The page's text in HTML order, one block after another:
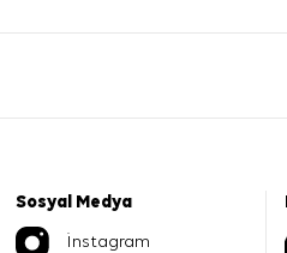
Sosyal Medya
İnstagram